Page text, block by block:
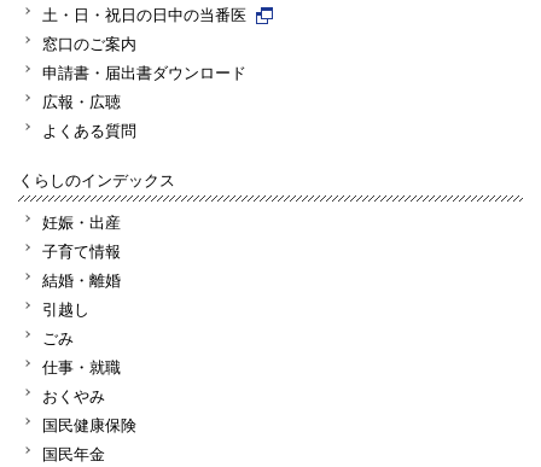
土・日・祝日の日中の当番医
窓口のご案内
申請書・届出書ダウンロード
広報・広聴
よくある質問
くらしのインデックス
妊娠・出産
子育て情報
結婚・離婚
引越し
ごみ
仕事・就職
おくやみ
国民健康保険
国民年金